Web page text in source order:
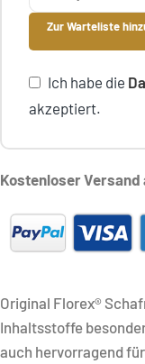
Zur Warteliste
Ich habe die
akzeptiert.
Kostenloser Versand
Original Florex®
Inhaltsstoffe
auch hervorragend